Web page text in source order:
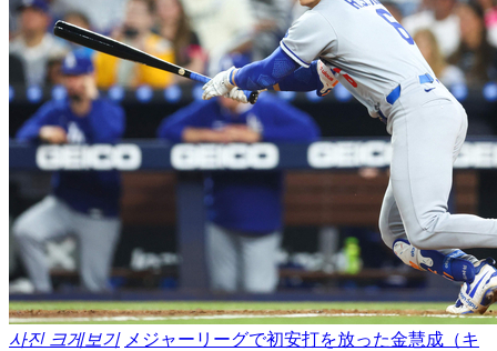
사진 크게보기 メジャーリーグで初安打を放った金慧成（キ